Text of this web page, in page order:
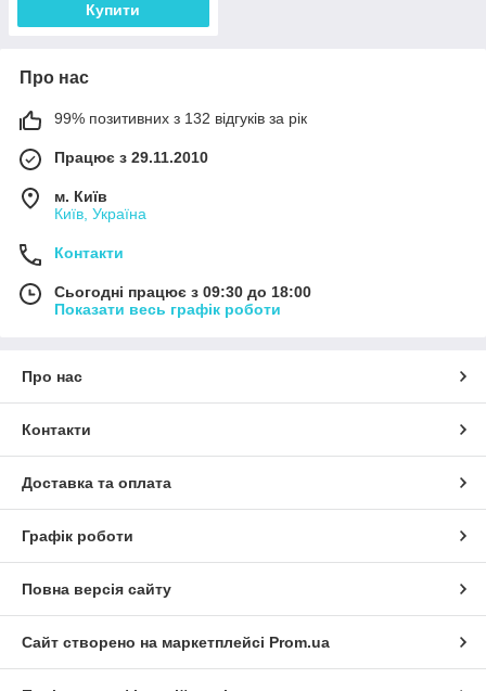
Купити
Про нас
99% позитивних з 132 відгуків за рік
Працює з 29.11.2010
м. Київ
Київ, Україна
Контакти
Сьогодні працює з 09:30 до 18:00
Показати весь графік роботи
Про нас
Контакти
Доставка та оплата
Графік роботи
Повна версія сайту
Сайт створено на маркетплейсі Prom.ua